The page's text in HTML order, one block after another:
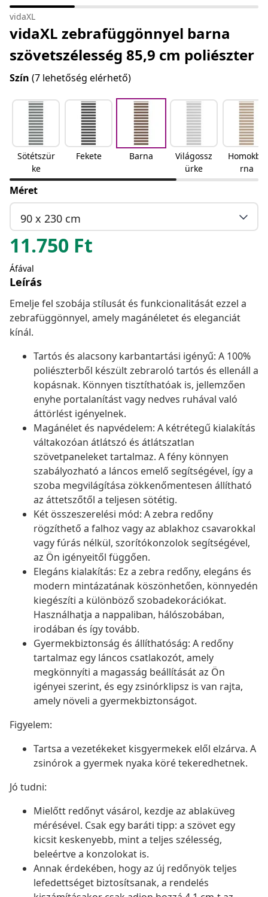
vidaXL
vidaXL zebrafüggönnyel barna
szövetszélesség 85,9 cm poliészter
Szín (7 lehetőség elérhető)
Sötétszür
ke
Fekete Barna
Világossz
ürke
Homokba
rna
Méret
90 x 230 cm
11.750 Ft
Áfával
Leírás
Emelje fel szobája stílusát és funkcionalitását ezzel a
zebrafüggönnyel, amely magánéletet és eleganciát
kínál.
Tartós és alacsony karbantartási igényű: A 100%
poliészterből készült zebraroló tartós és ellenáll a
kopásnak. Könnyen tisztíthatóak is, jellemzően
enyhe portalanítást vagy nedves ruhával való
áttörlést igényelnek.
Magánélet és napvédelem: A kétrétegű kialakítás
váltakozóan átlátszó és átlátszatlan
szövetpaneleket tartalmaz. A fény könnyen
szabályozható a láncos emelő segítségével, így a
szoba megvilágítása zökkenőmentesen állítható
az áttetszőtől a teljesen sötétig.
Két összeszerelési mód: A zebra redőny
rögzíthető a falhoz vagy az ablakhoz csavarokkal
vagy fúrás nélkül, szorítókonzolok segítségével,
az Ön igényeitől függően.
Elegáns kialakítás: Ez a zebra redőny, elegáns és
modern mintázatának köszönhetően, könnyedén
kiegészíti a különböző szobadekorációkat.
Használhatja a nappaliban, hálószobában,
irodában és így tovább.
Gyermekbiztonság és állíthatóság: A redőny
tartalmaz egy láncos csatlakozót, amely
megkönnyíti a magasság beállítását az Ön
igényei szerint, és egy zsinórklipsz is van rajta,
amely növeli a gyermekbiztonságot.
Figyelem:
Tartsa a vezetékeket kisgyermekek elől elzárva. A
zsinórok a gyermek nyaka köré tekeredhetnek.
Jó tudni:
Mielőtt redőnyt vásárol, kezdje az ablaküveg
mérésével. Csak egy baráti tipp: a szövet egy
kicsit keskenyebb, mint a teljes szélesség,
beleértve a konzolokat is.
Annak érdekében, hogy az új redőnyök teljes
lefedettséget biztosítsanak, a rendelés